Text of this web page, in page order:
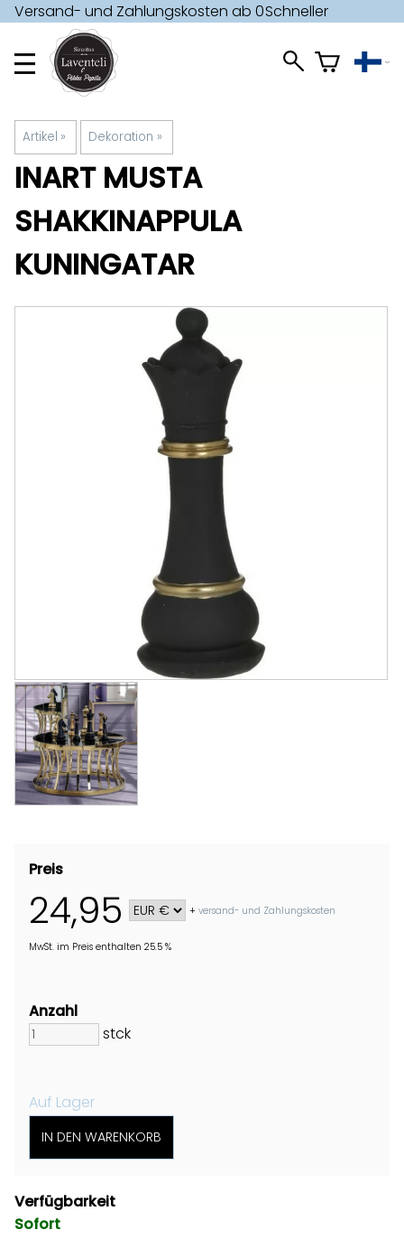
Versand- und Zahlungskosten ab 0Schneller
Artikel ‪» Dekoration ‪»
INART MUSTA
SHAKKINAPPULA
KUNINGATAR
Preis
24,95 +versand- und Zahlungskosten
MwSt. im Preis enthalten 25.5 %
Anzahl
stck
Auf Lager
Verfügbarkeit
Sofort